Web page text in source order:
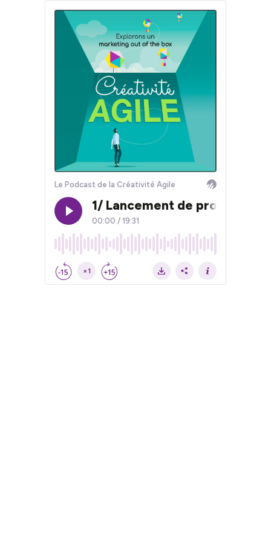
Le Podcast de la Créativité Agile
1/ Lancement de produits :
00:00 / 19:31
×1